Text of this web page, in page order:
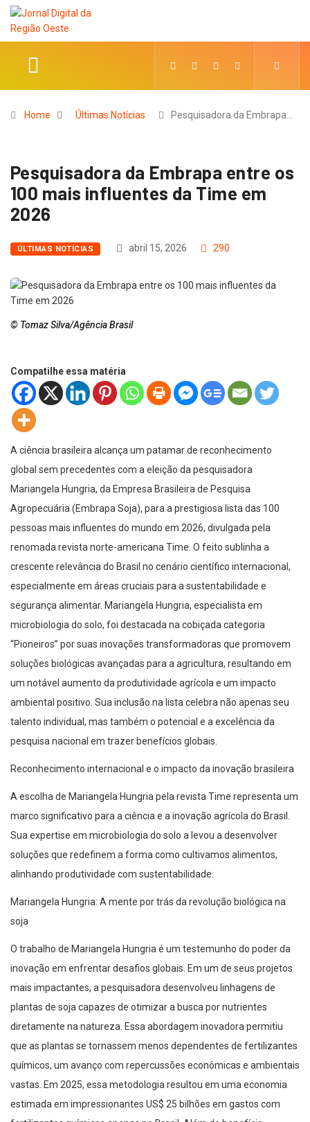
Home Últimas Notícias Pesquisadora da Embrapa…
Pesquisadora da Embrapa entre os
100 mais influentes da Time em
2026
ÚLTIMAS NOTÍCIAS abril 15, 2026 290
© Tomaz Silva/Agência Brasil
Compatilhe essa matéria
A ciência brasileira alcança um patamar de reconhecimento
global sem precedentes com a eleição da pesquisadora
Mariangela Hungria, da Empresa Brasileira de Pesquisa
Agropecuária (Embrapa Soja), para a prestigiosa lista das 100
pessoas mais influentes do mundo em 2026, divulgada pela
renomada revista norte-americana Time. O feito sublinha a
crescente relevância do Brasil no cenário científico internacional,
especialmente em áreas cruciais para a sustentabilidade e
segurança alimentar. Mariangela Hungria, especialista em
microbiologia do solo, foi destacada na cobiçada categoria
“Pioneiros” por suas inovações transformadoras que promovem
soluções biológicas avançadas para a agricultura, resultando em
um notável aumento da produtividade agrícola e um impacto
ambiental positivo. Sua inclusão na lista celebra não apenas seu
talento individual, mas também o potencial e a excelência da
pesquisa nacional em trazer benefícios globais.
Reconhecimento internacional e o impacto da inovação brasileira
A escolha de Mariangela Hungria pela revista Time representa um
marco significativo para a ciência e a inovação agrícola do Brasil.
Sua expertise em microbiologia do solo a levou a desenvolver
soluções que redefinem a forma como cultivamos alimentos,
alinhando produtividade com sustentabilidade.
Mariangela Hungria: A mente por trás da revolução biológica na
soja
O trabalho de Mariangela Hungria é um testemunho do poder da
inovação em enfrentar desafios globais. Em um de seus projetos
mais impactantes, a pesquisadora desenvolveu linhagens de
plantas de soja capazes de otimizar a busca por nutrientes
diretamente na natureza. Essa abordagem inovadora permitiu
que as plantas se tornassem menos dependentes de fertilizantes
químicos, um avanço com repercussões econômicas e ambientais
vastas. Em 2025, essa metodologia resultou em uma economia
estimada em impressionantes US$ 25 bilhões em gastos com